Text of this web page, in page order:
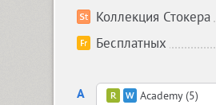
Коллекция Стокера
Бесплатных
A
Academy (5)